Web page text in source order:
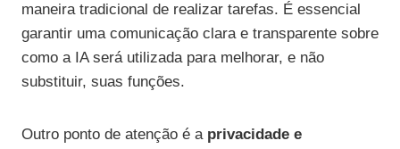
maneira tradicional de realizar tarefas. É essencial
garantir uma comunicação clara e transparente sobre
como a IA será utilizada para melhorar, e não
substituir, suas funções.
Outro ponto de atenção é a privacidade e